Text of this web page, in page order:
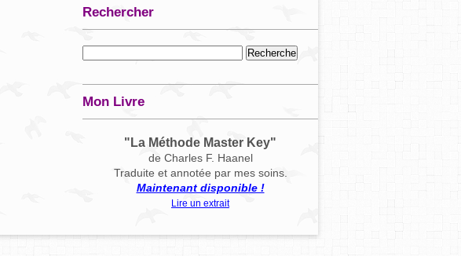
Rechercher
Mon Livre
"La Méthode Master Key"
de Charles F. Haanel
Traduite et annotée par mes soins.
Maintenant disponible !
Lire un extrait